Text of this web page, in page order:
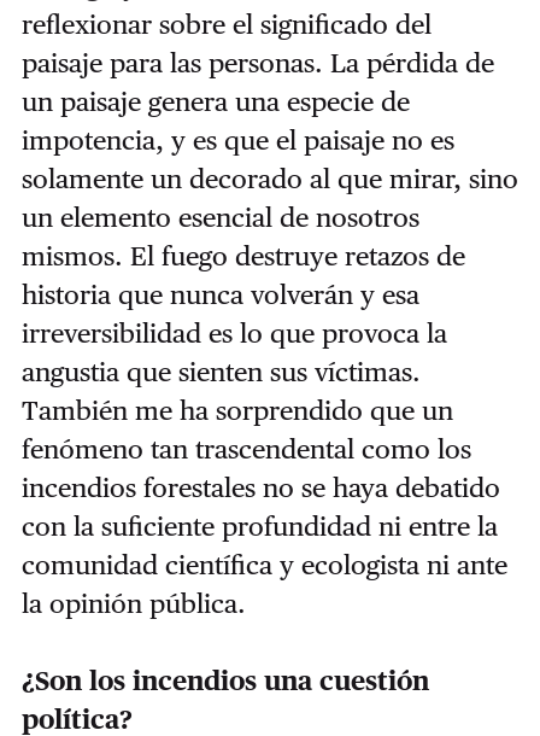
reflexionar sobre el significado del
paisaje para las personas. La pérdida de
un paisaje genera una especie de
impotencia, y es que el paisaje no es
solamente un decorado al que mirar, sino
un elemento esencial de nosotros
mismos. El fuego destruye retazos de
historia que nunca volverán y esa
irreversibilidad es lo que provoca la
angustia que sienten sus víctimas.
También me ha sorprendido que un
fenómeno tan trascendental como los
incendios forestales no se haya debatido
con la suficiente profundidad ni entre la
comunidad científica y ecologista ni ante
la opinión pública.
¿Son los incendios una cuestión
política?